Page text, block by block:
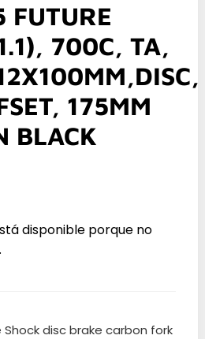
FUTURE
700C, TA,
175MM
BLACK
disponible porque no
disc brake carbon fork